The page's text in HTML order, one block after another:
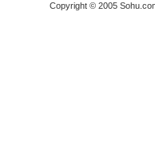
Copyright © 2005